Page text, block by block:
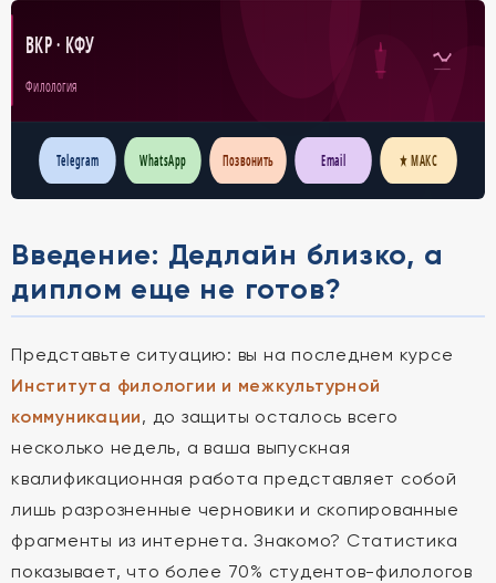
ВКР · КФУ
Филология
Telegram WhatsApp Позвонить Email ★ МАКС
Введение: Дедлайн близко, а
диплом еще не готов?
Представьте ситуацию: вы на последнем курсе
Института филологии и межкультурной
коммуникации, до защиты осталось всего
несколько недель, а ваша выпускная
квалификационная работа представляет собой
лишь разрозненные черновики и скопированные
фрагменты из интернета. Знакомо? Статистика
показывает, что более 70% студентов-филологов